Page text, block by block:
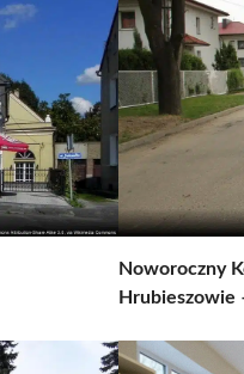
Noworoczny
Hrubieszowie